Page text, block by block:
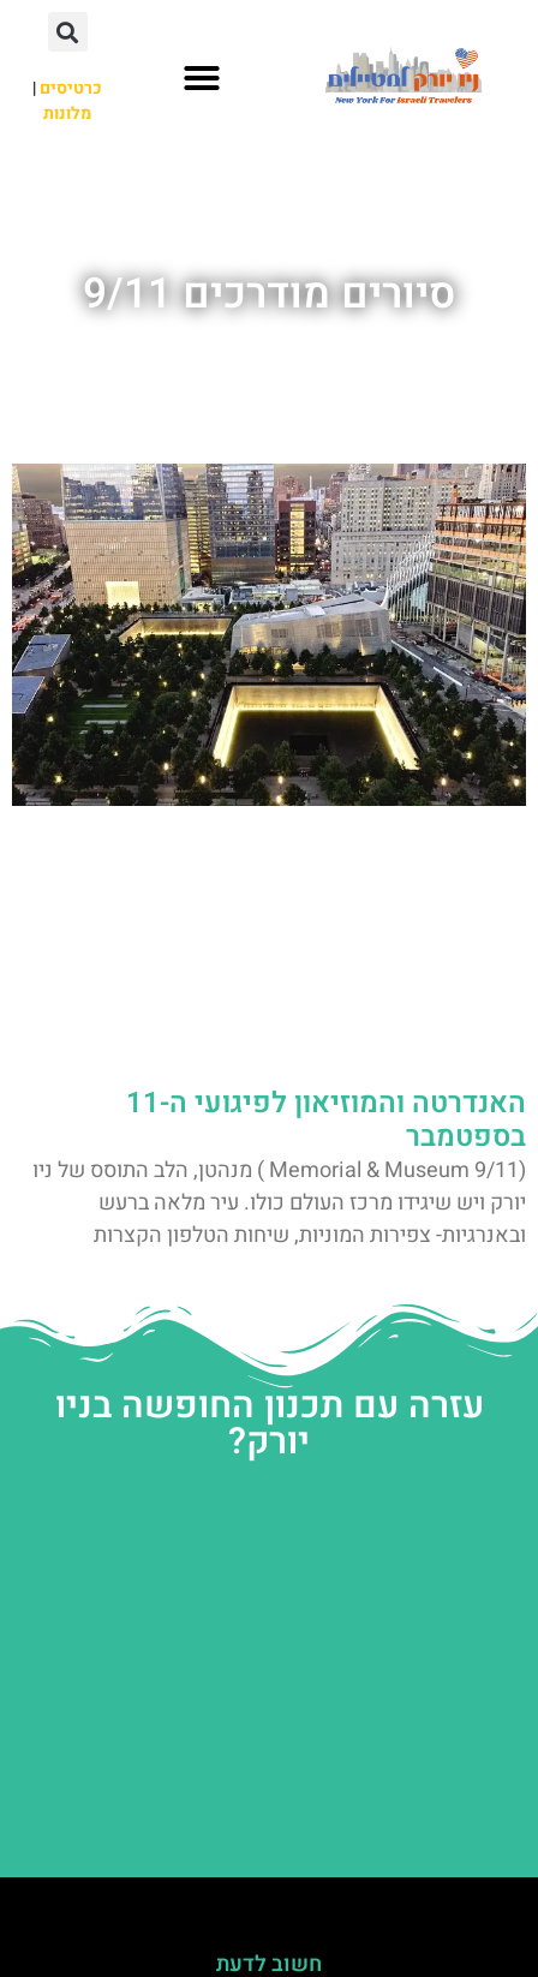
כרטיסים|
מלונות
סיורים מודרכים 9/11
האנדרטה והמוזיאון לפיגועי ה-11
בספטמבר
(9/11 Memorial & Museum ) מנהטן, הלב התוסס של ניו
יורק ויש שיגידו מרכז העולם כולו. עיר מלאה ברעש
ובאנרגיות- צפירות המוניות, שיחות הטלפון הקצרות
עזרה עם תכנון החופשה בניו
יורק?
חשוב לדעת